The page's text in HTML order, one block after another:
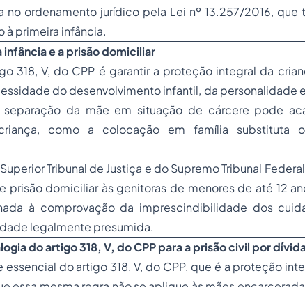
no ordenamento jurídico pela Lei nº 13.257/2016, que
primeira infância.
e a prisão domiciliar
318, V, do CPP é garantir a proteção integral da
do desenvolvimento infantil, da personalidade
da mãe em situação de cárcere pode
como a colocação em família substituta
Tribunal de Justiça e do Supremo Tribunal
prisão domiciliar às genitoras de menores de até 12
à comprovação da imprescindibilidade dos
legalmente presumida.
do artigo 318, V, do CPP para a prisão civil por
do artigo 318, V, do CPP, que é a proteção